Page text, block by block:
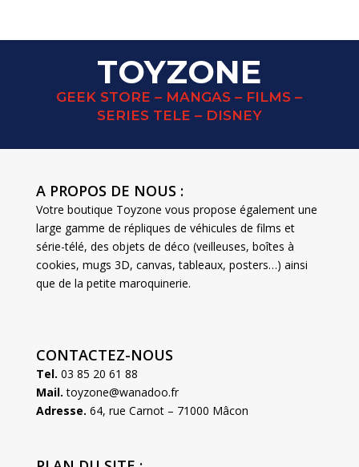
TOYZONE
GEEK STORE – MANGAS – FILMS –
SERIES TELE – DISNEY
A PROPOS DE NOUS :
Votre boutique Toyzone vous propose également une
large gamme de répliques de véhicules de films et
série-télé, des objets de déco (veilleuses, boîtes à
cookies, mugs 3D, canvas, tableaux, posters…) ainsi
que de la petite maroquinerie.
CONTACTEZ-NOUS
Tel. 03 85 20 61 88
Mail. toyzone@wanadoo.fr
Adresse. 64, rue Carnot – 71000 Mâcon